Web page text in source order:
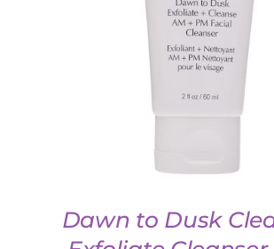
TOEVOEGEN AAN
Dawn to Dusk